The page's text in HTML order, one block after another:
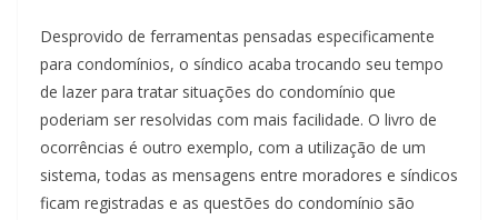
Desprovido de ferramentas pensadas especificamente
para condomínios, o síndico acaba trocando seu tempo
de lazer para tratar situações do condomínio que
poderiam ser resolvidas com mais facilidade. O livro de
ocorrências é outro exemplo, com a utilização de um
sistema, todas as mensagens entre moradores e síndicos
ficam registradas e as questões do condomínio são